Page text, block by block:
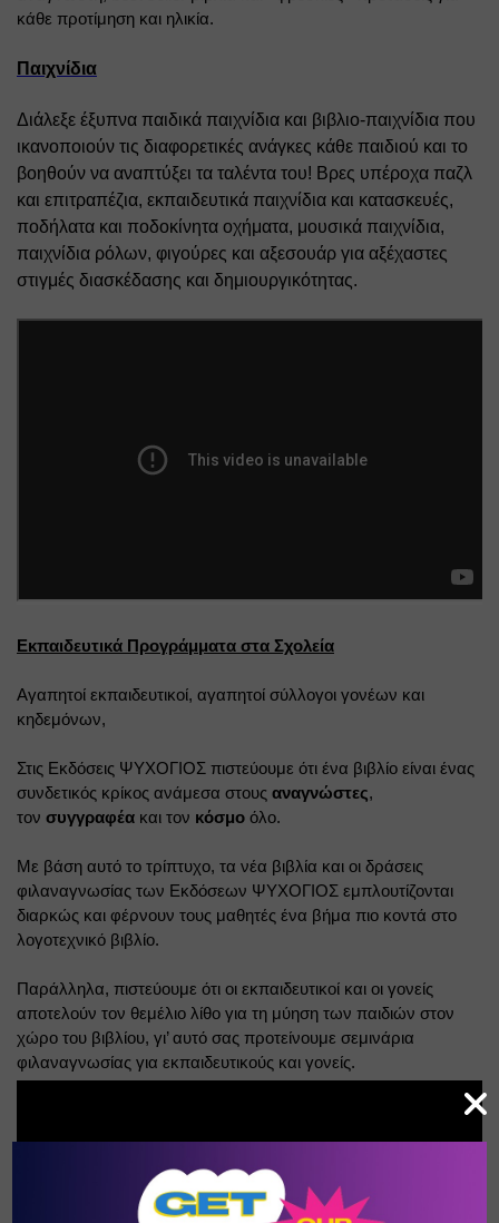
κάθε προτίμηση και ηλικία.
Παιχνίδια
Διάλεξε έξυπνα παιδικά παιχνίδια και βιβλιο-παιχνίδια που
ικανοποιούν τις διαφορετικές ανάγκες κάθε παιδιού και το
βοηθούν να αναπτύξει τα ταλέντα του! Βρες υπέροχα παζλ
και επιτραπέζια, εκπαιδευτικά παιχνίδια και κατασκευές,
ποδήλατα και ποδοκίνητα οχήματα, μουσικά παιχνίδια,
παιχνίδια ρόλων, φιγούρες και αξεσουάρ για αξέχαστες
στιγμές διασκέδασης και δημιουργικότητας.
Εκπαιδευτικά Προγράμματα στα Σχολεία
Αγαπητοί εκπαιδευτικοί, αγαπητοί σύλλογοι γονέων και
κηδεμόνων,
Στις Εκδόσεις ΨΥΧΟΓΙΟΣ πιστεύουμε ότι ένα βιβλίο είναι ένας
συνδετικός κρίκος ανάμεσα στους αναγνώστες,
τον συγγραφέα και τον κόσμο όλο.
Με βάση αυτό το τρίπτυχο, τα νέα βιβλία και οι δράσεις
φιλαναγνωσίας των Εκδόσεων ΨΥΧΟΓΙΟΣ εμπλουτίζονται
διαρκώς και φέρνουν τους μαθητές ένα βήμα πιο κοντά στο
λογοτεχνικό βιβλίο.
Παράλληλα, πιστεύουμε ότι οι εκπαιδευτικοί και οι γονείς
αποτελούν τον θεμέλιο λίθο για τη μύηση των παιδιών στον
χώρο του βιβλίου, γι’ αυτό σας προτείνουμε σεμινάρια
φιλαναγνωσίας για εκπαιδευτικούς και γονείς.